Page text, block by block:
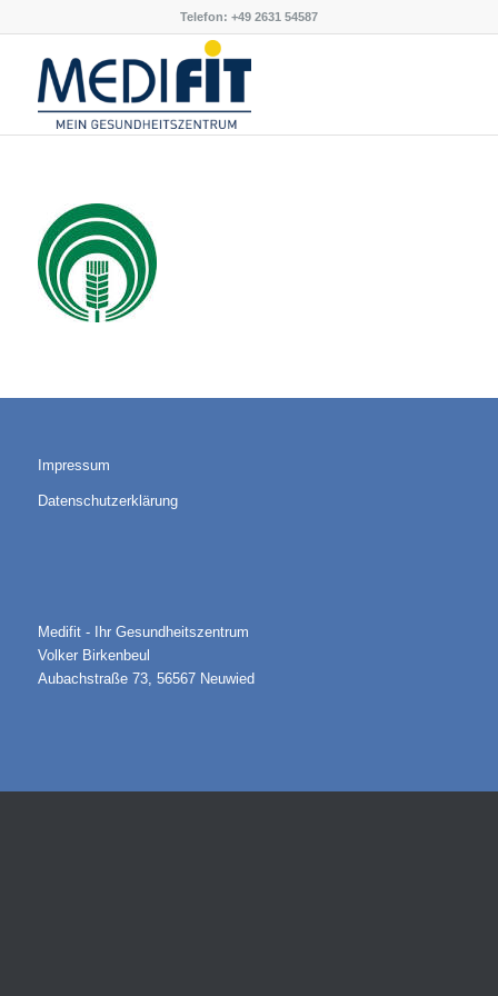
Telefon: +49 2631 54587
Impressum
Datenschutzerklärung
Medifit - Ihr Gesundheitszentrum
Volker Birkenbeul
Aubachstraße 73, 56567 Neuwied